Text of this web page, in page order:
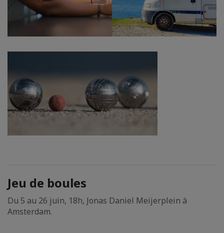
Jeu de boules
Du 5 au 26 juin, 18h, Jonas Daniel Meijerplein à
Amsterdam.